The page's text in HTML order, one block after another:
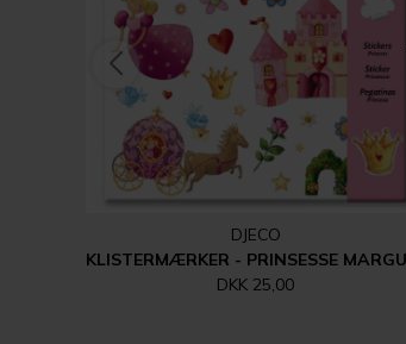
DJECO
DKK 25,00